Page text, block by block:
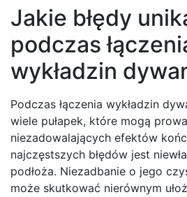
Jakie błędy
podczas
wykładzin
Podczas łączenia wykładzin
wiele pułapek, które mogą
niezadowalających efektów
najczęstszych błędów jest
podłoża. Niezadbanie o jego
może skutkować nierównym